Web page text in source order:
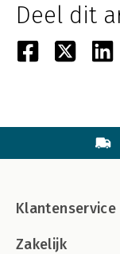
Deel dit
Klantenservice
Zakelijk